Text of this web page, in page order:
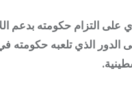
على التزام حكومته بدعم
الدور الذي تلعبه حكومته